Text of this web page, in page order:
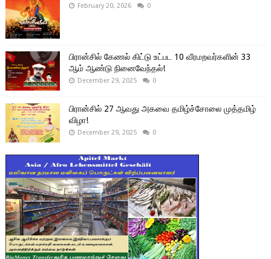
February 20, 2026 0
பிரான்சில் கேணல் கிட்டு உட்பட 10 வீரமறவர்களின் 33
ஆம் ஆண்டு நினைவேந்தல்!
December 29, 2025 0
பிரான்சில் 27 ஆவது அகவை தமிழ்ச்சோலை முத்தமிழ்
விழா!
December 29, 2025 0